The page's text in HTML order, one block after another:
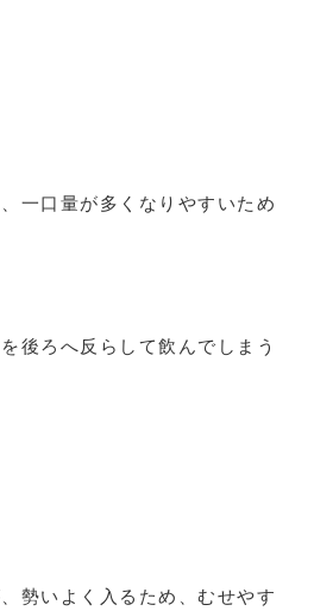
一口量が多くなりやすいため
後ろへ反らして飲んでしまう
勢いよく入るため、むせやす